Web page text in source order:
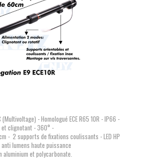
- Homologué ECE R65 10R - IP66 -
clignotant - 360° -
- 2 supports de fixations coulissants - LED HP
lumens haute puissance
et polycarbonate.